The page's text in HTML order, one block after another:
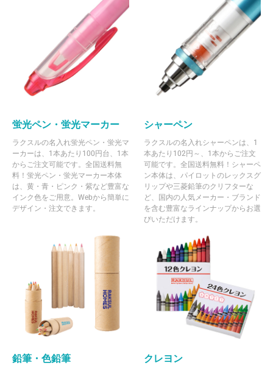
蛍光ペン・蛍光マーカー
ラクスルの名入れ蛍光ペン・蛍光マ
ーカーは、1本あたり100円台、1本
からご注文可能です。全国送料無
料！蛍光ペン・蛍光マーカー本体
は、黄・青・ピンク・紫など豊富な
インク色をご用意。Webから簡単に
デザイン・注文できます。
シャーペン
ラクスルの名入れシャーペンは、1
本あたり102円～、1本からご注文
可能です。全国送料無料！シャーペ
ン本体は、パイロットのレックスグ
リップや三菱鉛筆のクリフターな
ど、国内の人気メーカー・ブランド
を含む豊富なラインナップからお選
びいただけます。
鉛筆・色鉛筆 クレヨン